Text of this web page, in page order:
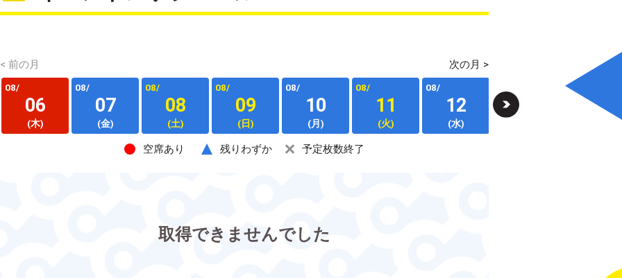
< 前の月 次の月 >
08/
06
(木)
08/
07
(金)
08/
08
(土)
08/
09
(日)
08/
10
(月)
08/
11
(火)
08/
12
(水)
13
08/
14
空席あり 残りわずか 予定枚数終了
取得できませんでした